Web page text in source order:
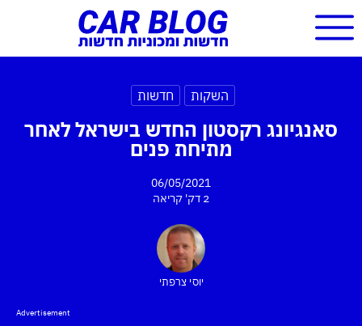
השקות חדשות
סאנגיונג רקסטון החדש בישראל לאחר
מתיחת פנים
06/05/2021
2 דק'
קריאה
יוסי צרפתי
Advertisement